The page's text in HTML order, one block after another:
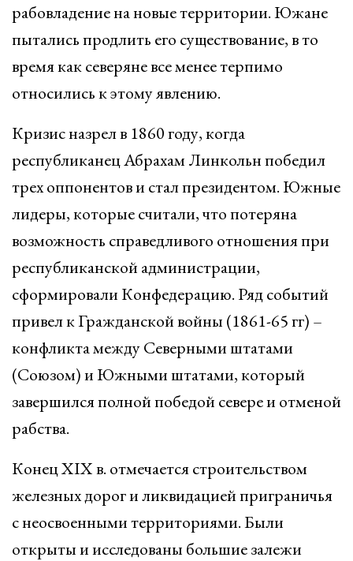
рабовладение на новые территории. Южане
пытались продлить его существование, в то
время как северяне все менее терпимо
относились к этому явлению.
Кризис назрел в 1860 году, когда
республиканец Абрахам Линкольн победил
трех оппонентов и стал президентом. Южные
лидеры, которые считали, что потеряна
возможность справедливого отношения при
республиканской администрации,
сформировали Конфедерацию. Ряд событий
привел к Гражданской войны (1861-65 гг) –
конфликта между Северными штатами
(Союзом) и Южными штатами, который
завершился полной победой севере и отменой
рабства.
Конец XIX в. отмечается строительством
железных дорог и ликвидацией приграничья
с неосвоенными территориями. Были
открыты и исследованы большие залежи